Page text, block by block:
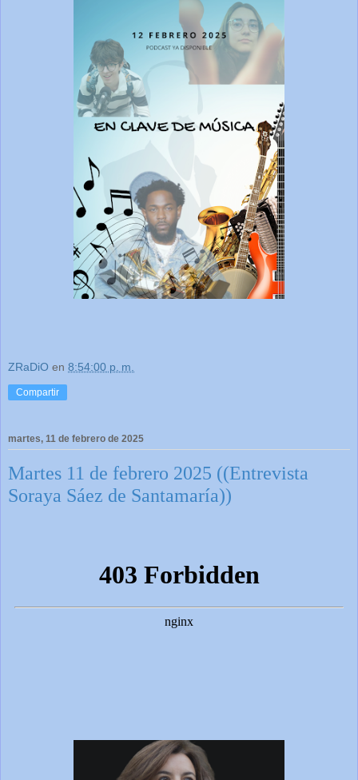
ZRaDiO en 8:54:00 p. m.
Compartir
martes, 11 de febrero de 2025
Martes 11 de febrero 2025 ((Entrevista
Soraya Sáez de Santamaría))